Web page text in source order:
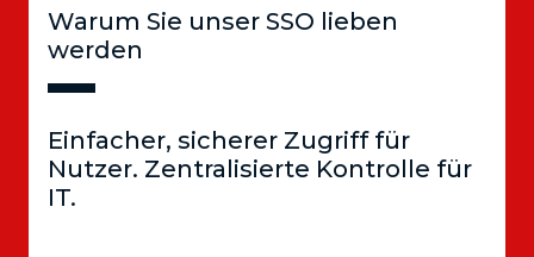
Warum Sie unser SSO lieben
werden
Einfacher, sicherer Zugriff für
Nutzer. Zentralisierte Kontrolle für
IT.